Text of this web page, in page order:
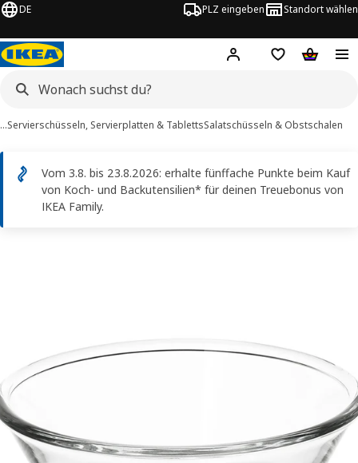
DE PLZ eingeben Standort wählen
Hej! Logge dich ein
Einkaufsliste
…Servierschüsseln, Servierplatten & TablettsSalatschüsseln & Obstschalen
Vom 3.8. bis 23.8.2026: erhalte fünffache Punkte beim Kauf
von Koch- und Backutensilien* für deinen Treuebonus von
IKEA Family.